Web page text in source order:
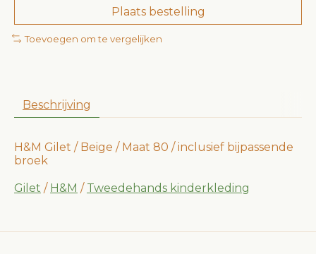
Plaats bestelling
Toevoegen om te vergelijken
Beschrijving
H&M Gilet / Beige / Maat 80 / inclusief bijpassende
broek
Gilet / H&M / Tweedehands kinderkleding